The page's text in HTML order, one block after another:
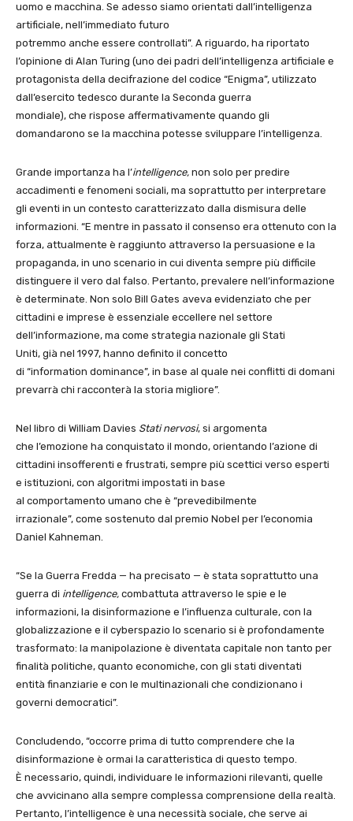
uomo e macchina. Se adesso siamo orientati dall’intelligenza
artificiale, nell’immediato futuro
potremmo anche essere controllati”. A riguardo, ha riportato
l’opinione di Alan Turing (uno dei padri dell’intelligenza artificiale e
protagonista della decifrazione del codice “Enigma”, utilizzato
dall’esercito tedesco durante la Seconda guerra
mondiale), che rispose affermativamente quando gli
domandarono se la macchina potesse sviluppare l’intelligenza.
Grande importanza ha l’intelligence, non solo per predire
accadimenti e fenomeni sociali, ma soprattutto per interpretare
gli eventi in un contesto caratterizzato dalla dismisura delle
informazioni. “E mentre in passato il consenso era ottenuto con la
forza, attualmente è raggiunto attraverso la persuasione e la
propaganda, in uno scenario in cui diventa sempre più difficile
distinguere il vero dal falso. Pertanto, prevalere nell’informazione
è determinate. Non solo Bill Gates aveva evidenziato che per
cittadini e imprese è essenziale eccellere nel settore
dell’informazione, ma come strategia nazionale gli Stati
Uniti, già nel 1997, hanno definito il concetto
di “information dominance”, in base al quale nei conflitti di domani
prevarrà chi racconterà la storia migliore”.
Nel libro di William Davies Stati nervosi, si argomenta
che l’emozione ha conquistato il mondo, orientando l’azione di
cittadini insofferenti e frustrati, sempre più scettici verso esperti
e istituzioni, con algoritmi impostati in base
al comportamento umano che è “prevedibilmente
irrazionale”, come sostenuto dal premio Nobel per l’economia
Daniel Kahneman.
“Se la Guerra Fredda — ha precisato — è stata soprattutto una
guerra di intelligence, combattuta attraverso le spie e le
informazioni, la disinformazione e l’influenza culturale, con la
globalizzazione e il cyberspazio lo scenario si è profondamente
trasformato: la manipolazione è diventata capitale non tanto per
finalità politiche, quanto economiche, con gli stati diventati
entità finanziarie e con le multinazionali che condizionano i
governi democratici”.
Concludendo, “occorre prima di tutto comprendere che la
disinformazione è ormai la caratteristica di questo tempo.
È necessario, quindi, individuare le informazioni rilevanti, quelle
che avvicinano alla sempre complessa comprensione della realtà.
Pertanto, l’intelligence è una necessità sociale, che serve ai